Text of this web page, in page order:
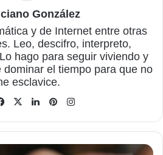
González
y de Internet entre otras
Leo, descifro, interpreto,
hago para seguir viviendo y
dominar el tiempo para que no
esclavice.
Facebook
X LinkedInPinterest